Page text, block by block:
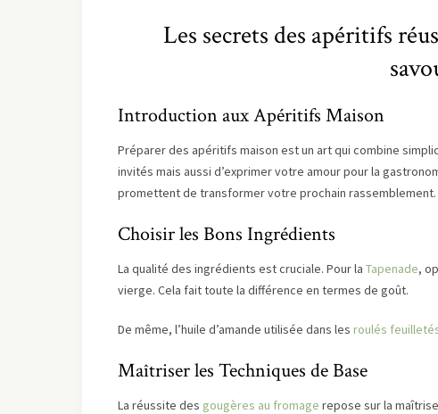
Les secrets des apéritifs
Introduction aux Apéritifs Maison
Préparer des apéritifs maison est un art qui combine
invités mais aussi d’exprimer votre amour pour la
promettent de transformer votre prochain rassemblement.
Choisir les Bons Ingrédients
La qualité des ingrédients est cruciale. Pour la Tapenade,
vierge. Cela fait toute la différence en termes de goût.
De même, l’huile d’amande utilisée dans les roulés
Maîtriser les Techniques de Base
La réussite des gougères au fromage repose sur la